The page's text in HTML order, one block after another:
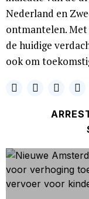
Nederland en
ontmantelen.
de huidige
ook om